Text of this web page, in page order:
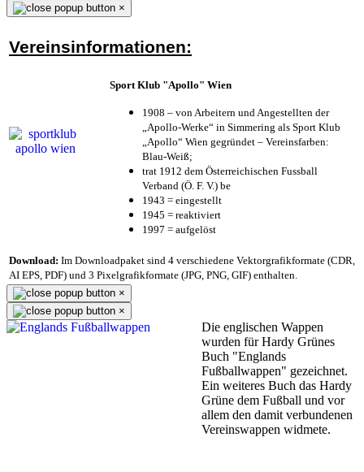
×
Vereinsinformationen:
Sport Klub "Apollo" Wien
1908 – von Arbeitern und Angestellten der
„Apollo-Werke“ in Simmering als Sport Klub
„Apollo“ Wien gegründet – Vereinsfarben:
Blau-Weiß;
trat 1912 dem Österreichischen Fussball
Verband (Ö. F. V.) be
1943 = eingestellt
1945 = reaktiviert
1997 = aufgelöst
Download: Im Downloadpaket sind 4 verschiedene Vektorgrafikformate (CDR,
AI EPS, PDF) und 3 Pixelgrafikformate (JPG, PNG, GIF) enthalten.
×
×
Die englischen Wappen
wurden für Hardy Grünes
Buch "Englands
Fußballwappen" gezeichnet.
Ein weiteres Buch das Hardy
Grüne dem Fußball und vor
allem den damit verbundenen
Vereinswappen widmete.